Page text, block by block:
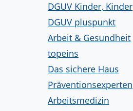
DGUV Kinder, Kinder
DGUV pluspunkt
Arbeit & Gesundheit
topeins
Das sichere Haus
Präventionsexperten
Arbeitsmedizin